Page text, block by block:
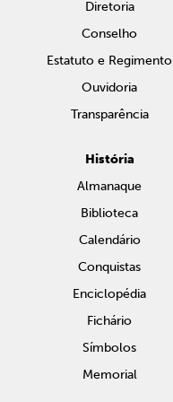
Diretoria
Conselho
Estatuto e Regimento
Ouvidoria
Transparência
História
Almanaque
Biblioteca
Calendário
Conquistas
Enciclopédia
Fichário
Símbolos
Memorial